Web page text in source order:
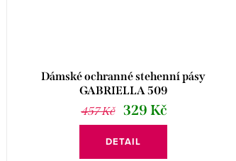
Dámské ochranné stehenní pásy
GABRIELLA 509
457 Kč
329 Kč
DETAIL